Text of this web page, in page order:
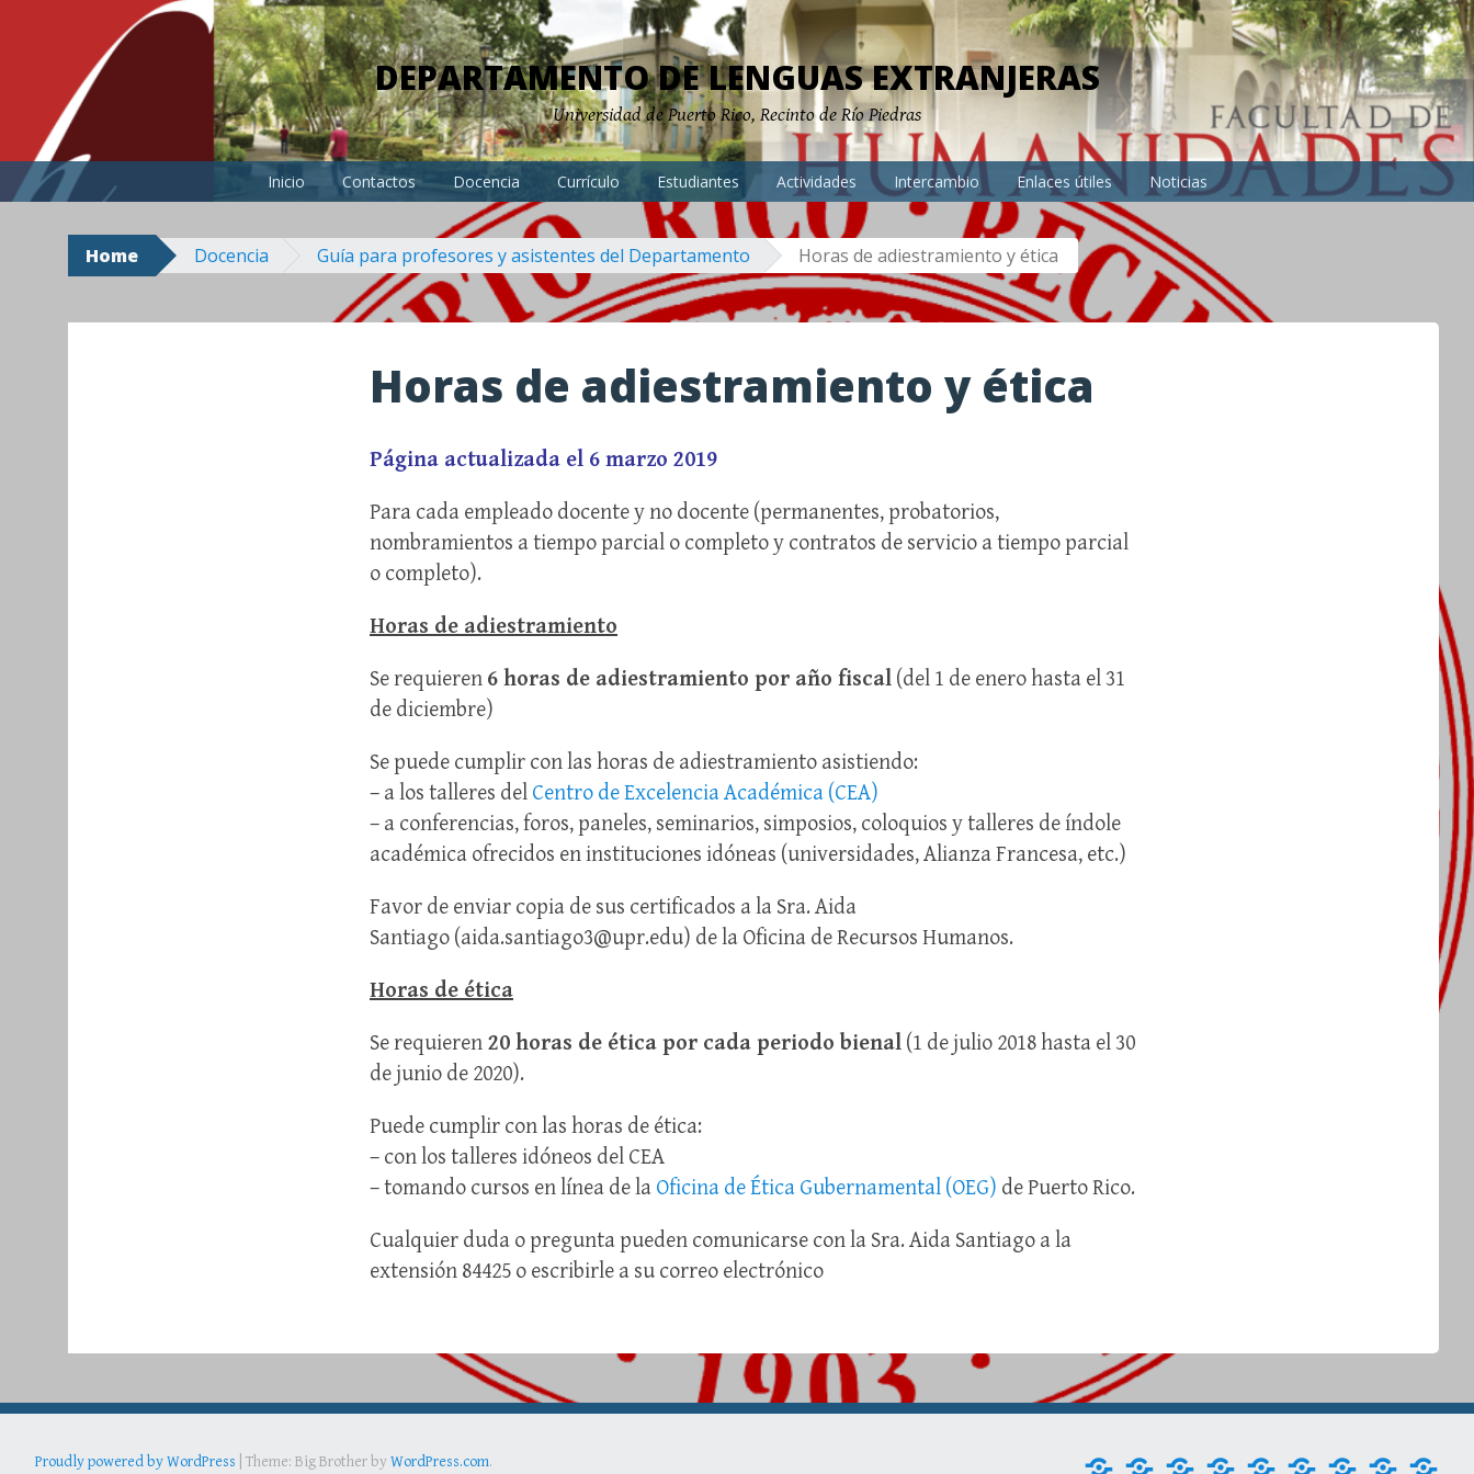
DEPARTAMENTO DE LENGUAS EXTRANJERAS
Universidad de Puerto Rico, Recinto de Río Piedras
Inicio Contactos Docencia Currículo Estudiantes Actividades Intercambio Enlaces útiles Noticias
Home Docencia Guía para profesores y asistentes del Departamento Horas de adiestramiento y ética
Horas de adiestramiento y ética
Página actualizada el 6 marzo 2019
Para cada empleado docente y no docente (permanentes, probatorios,
nombramientos a tiempo parcial o completo y contratos de servicio a tiempo parcial
o completo).
Horas de adiestramiento
Se requieren 6 horas de adiestramiento por año fiscal (del 1 de enero hasta el 31
de diciembre)
Se puede cumplir con las horas de adiestramiento asistiendo:
– a los talleres del Centro de Excelencia Académica (CEA)
– a conferencias, foros, paneles, seminarios, simposios, coloquios y talleres de índole
académica ofrecidos en instituciones idóneas (universidades, Alianza Francesa, etc.)
Favor de enviar copia de sus certificados a la Sra. Aida
Santiago (aida.santiago3@upr.edu) de la Oficina de Recursos Humanos.
Horas de ética
Se requieren 20 horas de ética por cada periodo bienal (1 de julio 2018 hasta el 30
de junio de 2020).
Puede cumplir con las horas de ética:
– con los talleres idóneos del CEA
– tomando cursos en línea de la Oficina de Ética Gubernamental (OEG) de Puerto Rico.
Cualquier duda o pregunta pueden comunicarse con la Sra. Aida Santiago a la
extensión 84425 o escribirle a su correo electrónico
Proudly powered by WordPress Theme: Big Brother byWordPress.com.